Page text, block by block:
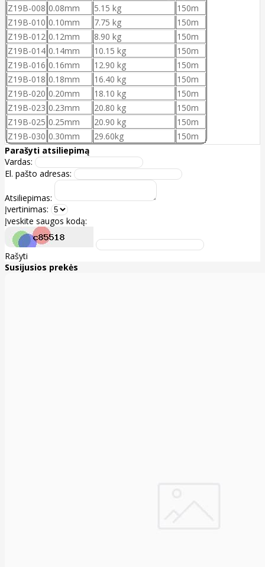
Z19B-008 0.08mm 5.15 kg
150m
Z19B-010 0.10mm 7.75 kg
150m
Z19B-012 0.12mm 8.90 kg
150m
Z19B-014 0.14mm 10.15 kg
150m
Z19B-016 0.16mm 12.90 kg
150m
Z19B-018 0.18mm 16.40 kg
150m
Z19B-020 0.20mm 18.10 kg
150m
Z19B-023 0.23mm 20.80 kg
150m
Z19B-025 0.25mm 20.90 kg
150m
Z19B-030 0.30mm 29.60kg
150m
Parašyti atsiliepimą
Vardas:
El. pašto adresas:
Atsiliepimas:
Įvertinimas:
Įveskite saugos kodą:
Rašyti
Susijusios prekės